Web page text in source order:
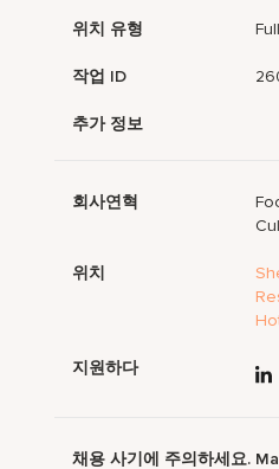
위치 유형
작업 ID
추가 정보
회사연혁
위치
지원하다
채용 사기에 주의하세요.